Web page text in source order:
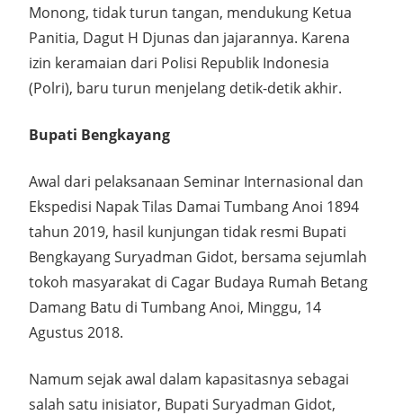
Monong, tidak turun tangan, mendukung Ketua
Panitia, Dagut H Djunas dan jajarannya. Karena
izin keramaian dari Polisi Republik Indonesia
(Polri), baru turun menjelang detik-detik akhir.
Bupati Bengkayang
Awal dari pelaksanaan Seminar Internasional dan
Ekspedisi Napak Tilas Damai Tumbang Anoi 1894
tahun 2019, hasil kunjungan tidak resmi Bupati
Bengkayang Suryadman Gidot, bersama sejumlah
tokoh masyarakat di Cagar Budaya Rumah Betang
Damang Batu di Tumbang Anoi, Minggu, 14
Agustus 2018.
Namum sejak awal dalam kapasitasnya sebagai
salah satu inisiator, Bupati Suryadman Gidot,